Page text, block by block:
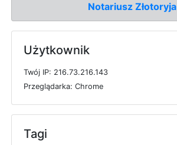
Notariusz Złotoryja
Użytkownik
Twój IP: 216.73.216.143
Przeglądarka: Chrome
Tagi